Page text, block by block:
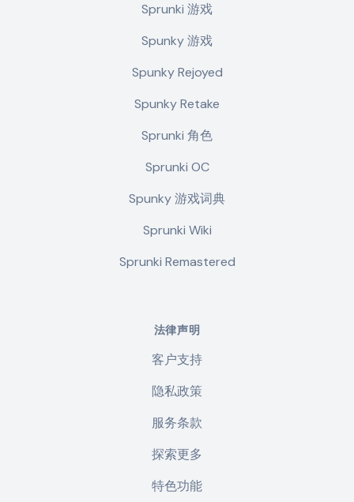
Sprunki 游戏
Spunky 游戏
Spunky Rejoyed
Spunky Retake
Sprunki 角色
Sprunki OC
Spunky 游戏词典
Sprunki Wiki
Sprunki Remastered
法律声明
客户支持
隐私政策
服务条款
探索更多
特色功能